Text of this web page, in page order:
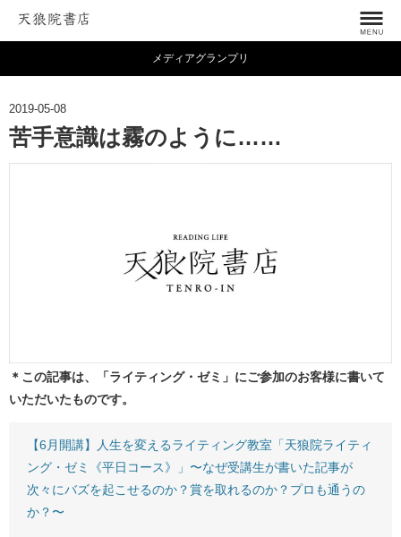
メディアグランプリ
2019-05-08
苦手意識は霧のように……
＊この記事は、「ライティング・ゼミ」にご参加のお客様に書いて
いただいたものです。
【6月開講】人生を変えるライティング教室「天狼院ライティ
ング・ゼミ《平日コース》」〜なぜ受講生が書いた記事が
次々にバズを起こせるのか？賞を取れるのか？プロも通うの
か？〜